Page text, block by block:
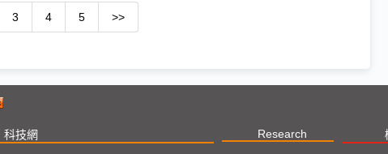
3 4 5 >>
科技網 Research